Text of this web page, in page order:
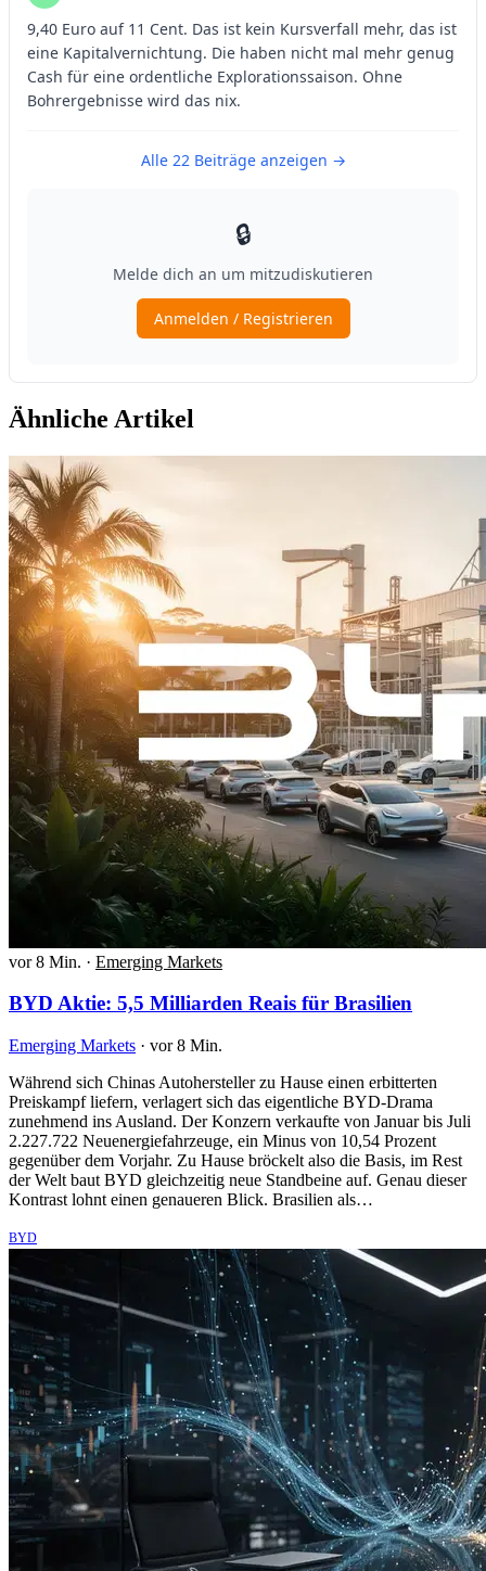
Ähnliche Artikel
vor 8 Min. · Emerging Markets
BYD Aktie: 5,5 Milliarden Reais für Brasilien
Emerging Markets · vor 8 Min.
Während sich Chinas Autohersteller zu Hause einen erbitterten
Preiskampf liefern, verlagert sich das eigentliche BYD-Drama
zunehmend ins Ausland. Der Konzern verkaufte von Januar bis Juli
2.227.722 Neuenergiefahrzeuge, ein Minus von 10,54 Prozent
gegenüber dem Vorjahr. Zu Hause bröckelt also die Basis, im Rest
der Welt baut BYD gleichzeitig neue Standbeine auf. Genau dieser
Kontrast lohnt einen genaueren Blick. Brasilien als…
BYD